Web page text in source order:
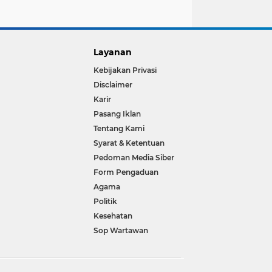
Layanan
Kebijakan Privasi
Disclaimer
Karir
Pasang Iklan
Tentang Kami
Syarat & Ketentuan
Pedoman Media Siber
Form Pengaduan
Agama
Politik
Kesehatan
Sop Wartawan